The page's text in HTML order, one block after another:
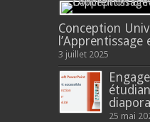
Conception
l’Apprentissage
3 juillet 2025
25 mai